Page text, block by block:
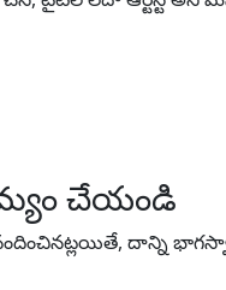
చేయండి
దాన్ని